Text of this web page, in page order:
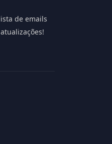
de emails